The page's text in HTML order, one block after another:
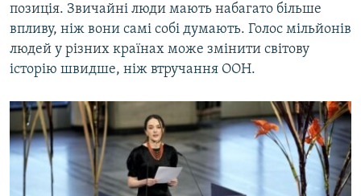
позиція. Звичайні люди мають набагато більше
впливу, ніж вони самі собі думають. Голос мільйонів
людей у різних країнах може змінити світову
історію швидше, ніж втручання ООН.